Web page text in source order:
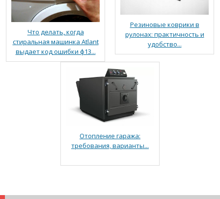
Что делать, когда
стиральная машинка Atlant
выдает код ошибки ф13...
Резиновые коврики в
рулонах: практичность и
удобство...
Отопление гаража:
требования, варианты...